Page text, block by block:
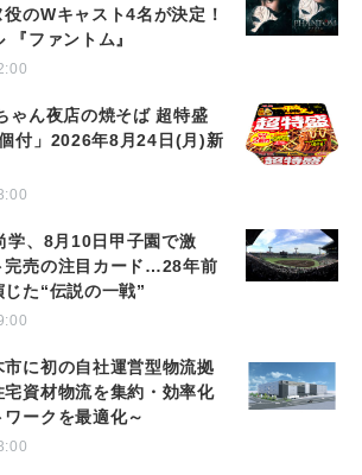
役のWキャスト4名が決定！
『ファントム』
ゃん夜店の焼そば 超特盛
付」2026年8月24日(月)新
学、8月10日甲子園で激
売の注目カード…28年前
た“伝説の一戦”
に初の自社運営型物流拠
宅資材物流を集約・効率化
ワークを最適化～